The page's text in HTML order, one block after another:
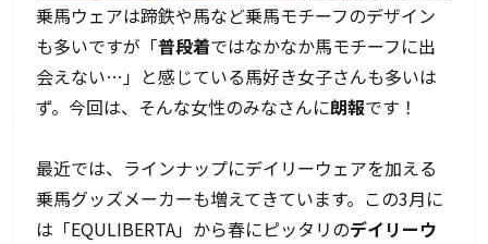
乗馬ウェアは蹄鉄や馬など乗馬モチーフのデザイン
も多いですが「普段着ではなかなか馬モチーフに出
会えない…」と感じている馬好き女子さんも多いは
ず。今回は、そんな女性のみなさんに朗報です！
最近では、ラインナップにデイリーウェアを加える
乗馬グッズメーカーも増えてきています。この3月に
は「EQULIBERTA」から春にピッタリのデイリーウ